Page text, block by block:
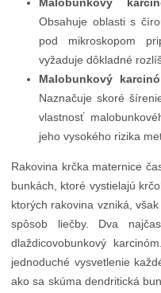
Obsahuje oblasti s
pod mikroskopom
vyžaduje dôkladné
Malobunkový
Naznačuje skoré
vlastnosť
jeho vysokého rizika
Rakovina krčka maternice
bunkách, ktoré vystielajú
ktorých rakovina vzniká,
spôsob liečby. Dva
dlaždicovobunkový
jednoduché vysvetlenie
ako sa skúma dendritická